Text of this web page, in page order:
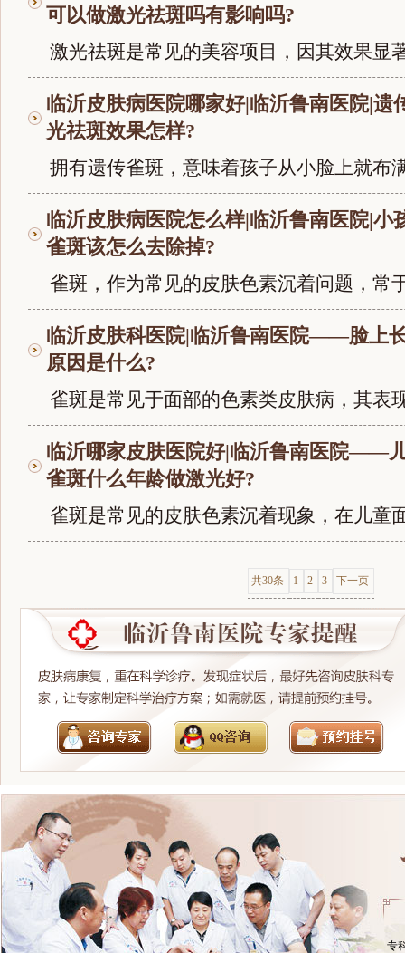
可以做激光祛斑吗有影响吗?
激光祛斑是常见的美容项目，因其效果显
临沂皮肤病医院哪家好|临沂鲁南医院|遗
光祛斑效果怎样?
拥有遗传雀斑，意味着孩子从小脸上就布
临沂皮肤病医院怎么样|临沂鲁南医院|小
雀斑该怎么去除掉?
雀斑，作为常见的皮肤色素沉着问题，常
临沂皮肤科医院|临沂鲁南医院——脸上
原因是什么?
雀斑是常见于面部的色素类皮肤病，其表
临沂哪家皮肤医院好|临沂鲁南医院——
雀斑什么年龄做激光好?
雀斑是常见的皮肤色素沉着现象，在儿童
共30条 1 2 3 下一页
专